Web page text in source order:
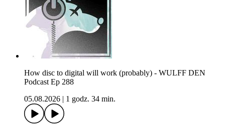
How disc to digital will work (probably) - WULFF DEN
Podcast Ep 288
05.08.2026
1 godz. 34 min.